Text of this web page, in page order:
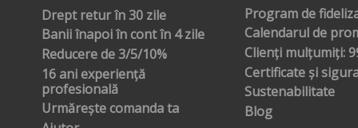
Drept retur în 30 zile
Banii înapoi în cont în 4 zile
Reducere de 3/5/10%
16 ani experiență
profesională
Urmărește comanda ta
Program de
Calendarul de
Clienți mulțumiți:
Certificate și
Sustenabilitate
Blog